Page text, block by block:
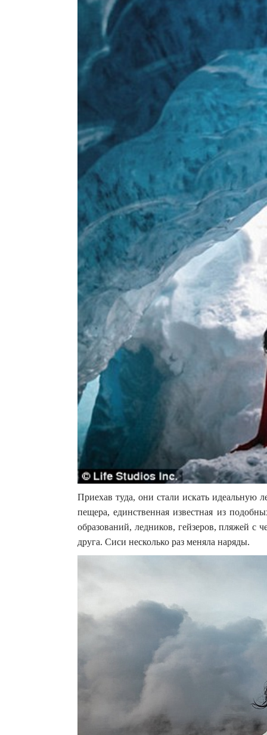
Приехав туда, они стали искать
пещера, единственная известная из
образований, ледников, гейзеров, пляжей с
друга. Сиси несколько раз меняла наряды.